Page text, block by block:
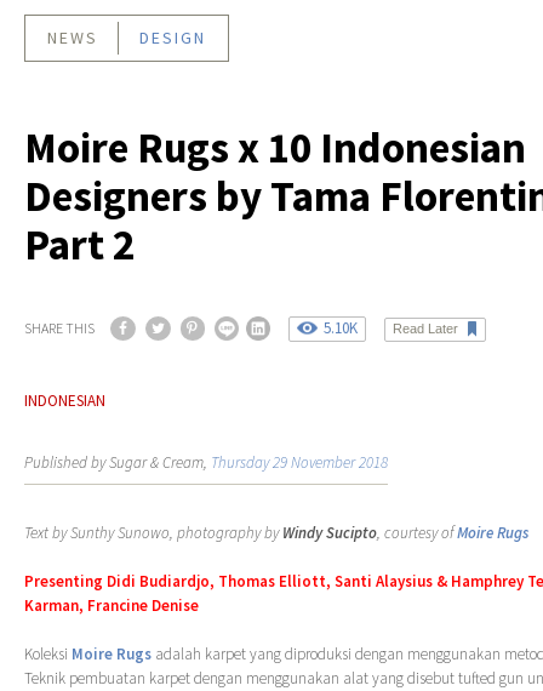
NEWS DESIGN
Moire Rugs x 10 Indonesian
Designers by Tama
Part 2
SHARE THIS 5.10K Read Later
INDONESIAN
Published by Sugar & Cream, Thursday 29 November 2018
Text by Sunthy Sunowo, photography byWindy Sucipto, courtesy ofMoire Rugs
Presenting Didi Budiardjo, Thomas Elliott, Santi Alaysius & Hamphrey
Karman, Francine Denise
Koleksi Moire Rugs adalah karpet yang diproduksi dengan menggunakan
Teknik pembuatan karpet dengan menggunakan alat yang disebut tufted gun